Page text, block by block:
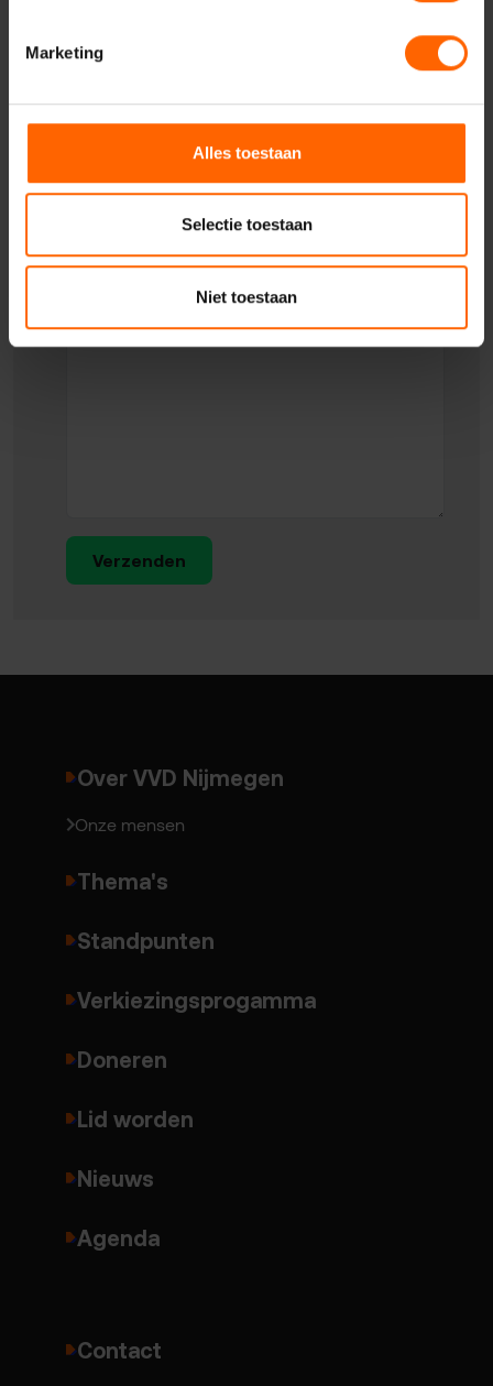
Marketing
Alles toestaan
Selectie toestaan
Niet toestaan
Geadresseerde
Uw vraag of opmerking
Verzenden
Over VVD Nijmegen
Onze mensen
Thema's
Standpunten
Verkiezingsprogamma
Doneren
Lid worden
Nieuws
Agenda
Contact